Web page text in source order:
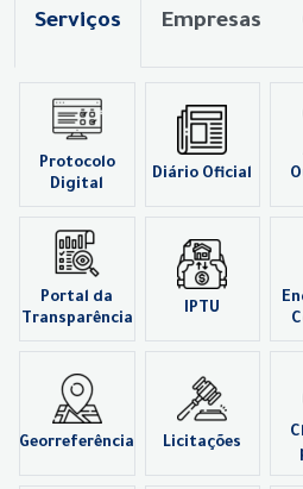
Serviços Empresas
Protocolo
Digital
Diário Oficial
Portal da
Transparência
IPTU
Georreferência Licitações